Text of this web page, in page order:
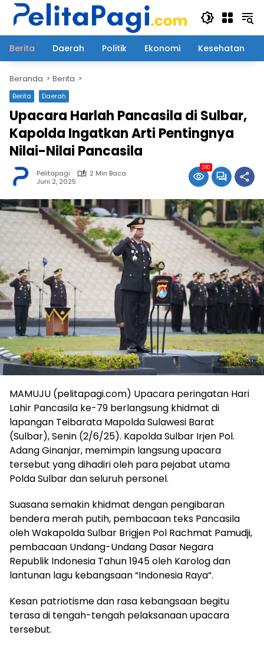
Langsung
Berita
Daerah Politik Ekonomi Kesehatan
Beranda Berita
Berita Daerah
Upacara Harlah Pancasila di Sulbar,
Kapolda Ingatkan Arti Pentingnya
Nilai-Nilai Pancasila
Pelitapagi
2 Min Baca
Juni 2, 2025
310
MAMUJU (pelitapagi.com) Upacara peringatan Hari
Lahir Pancasila ke-79 berlangsung khidmat di
lapangan Teibarata Mapolda Sulawesi Barat
(Sulbar), Senin (2/6/25). Kapolda Sulbar Irjen Pol.
Adang Ginanjar, memimpin langsung upacara
tersebut yang dihadiri oleh para pejabat utama
Polda Sulbar dan seluruh personel.
Suasana semakin khidmat dengan pengibaran
bendera merah putih, pembacaan teks Pancasila
oleh Wakapolda Sulbar Brigjen Pol Rachmat Pamudji,
pembacaan Undang-Undang Dasar Negara
Republik Indonesia Tahun 1945 oleh Karolog dan
lantunan lagu kebangsaan “Indonesia Raya”.
Kesan patriotisme dan rasa kebangsaan begitu
terasa di tengah-tengah pelaksanaan upacara
tersebut.